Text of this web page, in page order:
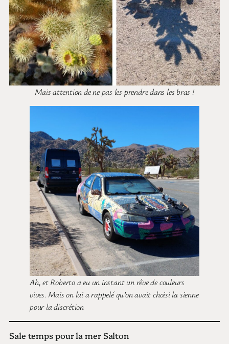
Mais attention de ne pas les prendre dans les bras !
Ah, et Roberto a eu un instant un rêve de couleurs
vives. Mais on lui a rappelé qu’on avait choisi la sienne
pour la discrétion
Sale temps pour la mer Salton